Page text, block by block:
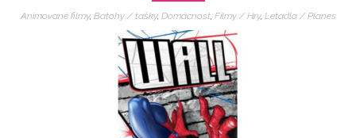
Animované filmy, Batohy / tašky, Domácnost, Filmy / Hry, Letadla / Planes